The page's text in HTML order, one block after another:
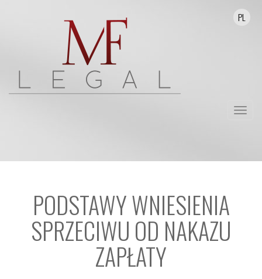
PL
PODSTAWY WNIESIENIA
SPRZECIWU OD NAKAZU
ZAPŁATY